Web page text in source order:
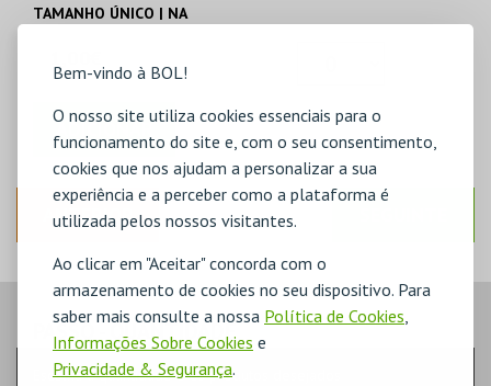
Bem-vindo à BOL!
O nosso site utiliza cookies essenciais para o
funcionamento do site e, com o seu consentimento,
cookies que nos ajudam a personalizar a sua
experiência e a perceber como a plataforma é
utilizada pelos nossos visitantes.
Ao clicar em "Aceitar" concorda com o
armazenamento de cookies no seu dispositivo. Para
saber mais consulte a nossa Política de Cookies
Informações Sobre Cookies e
Privacidade & Segurança.
TAMANHO ÚNICO | NA
ADICIONAR
ANTERIOR
PASSO- QUANTIDADE
Escolha a quantidade e os produtos desejados